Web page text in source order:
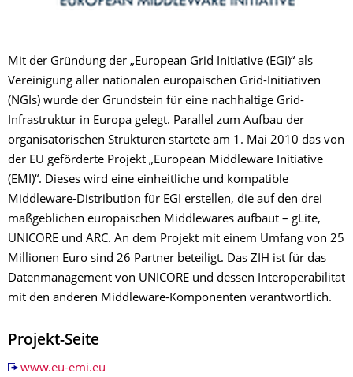
Mit der Gründung der „European Grid Initiative (EGI)“ als
Vereinigung aller nationalen europäischen Grid-Initiativen
(NGIs) wurde der Grundstein für eine nachhaltige Grid-
Infrastruktur in Europa gelegt. Parallel zum Aufbau der
organisatorischen Strukturen startete am 1. Mai 2010 das von
der EU geförderte Projekt „European Middleware Initiative
(EMI)“. Dieses wird eine einheitliche und kompatible
Middleware-Distribution für EGI erstellen, die auf den drei
maßgeblichen europäischen Middlewares aufbaut – gLite,
UNICORE und ARC. An dem Projekt mit einem Umfang von 25
Millionen Euro sind 26 Partner beteiligt. Das ZIH ist für das
Datenmanagement von UNICORE und dessen Interoperabilität
mit den anderen Middleware-Komponenten verantwortlich.
Projekt-Seite
www.eu-emi.eu